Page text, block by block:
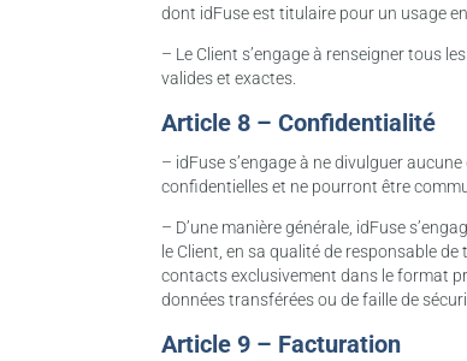
dont idFuse est titulaire pour un usage
– Le Client s’engage à renseigner tous
valides et exactes.
Article 8 – Confidentialité
– idFuse s’engage à ne divulguer
confidentielles et ne pourront être
– D’une manière générale, idFuse
le Client, en sa qualité de responsable
contacts exclusivement dans le format
données transférées ou de faille de
Article 9 – Facturation